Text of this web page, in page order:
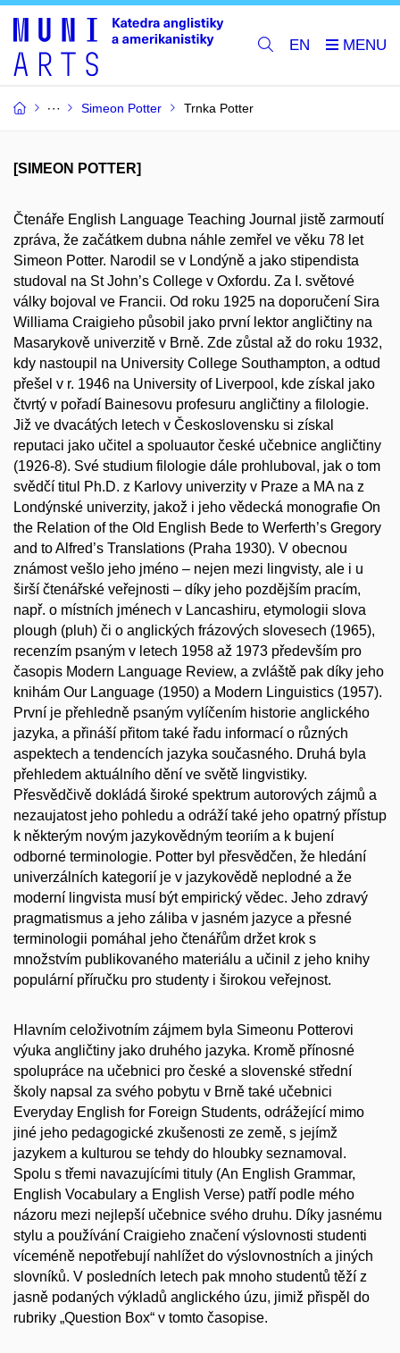
EN
Simeon Potter Trnka Potter
[SIMEON POTTER]
Čtenáře English Language Teaching Journal jistě zarmoutí
zpráva, že začátkem dubna náhle zemřel ve věku 78 let
Simeon Potter. Narodil se v Londýně a jako stipendista
studoval na St John’s College v Oxfordu. Za I. světové
války bojoval ve Francii. Od roku 1925 na doporučení Sira
Williama Craigieho působil jako první lektor angličtiny na
Masarykově univerzitě v Brně. Zde zůstal až do roku 1932,
kdy nastoupil na University College Southampton, a odtud
přešel v r. 1946 na University of Liverpool, kde získal jako
čtvrtý v pořadí Bainesovu profesuru angličtiny a filologie.
Již ve dvacátých letech v Československu si získal
reputaci jako učitel a spoluautor české učebnice angličtiny
(1926-8). Své studium filologie dále prohluboval, jak o tom
svědčí titul Ph.D. z Karlovy univerzity v Praze a MA na z
Londýnské univerzity, jakož i jeho vědecká monografie On
the Relation of the Old English Bede to Werferth’s Gregory
and to Alfred’s Translations (Praha 1930). V obecnou
známost vešlo jeho jméno – nejen mezi lingvisty, ale i u
širší čtenářské veřejnosti – díky jeho pozdějším pracím,
např. o místních jménech v Lancashiru, etymologii slova
plough (pluh) či o anglických frázových slovesech (1965),
recenzím psaným v letech 1958 až 1973 především pro
časopis Modern Language Review, a zvláště pak díky jeho
knihám Our Language (1950) a Modern Linguistics (1957).
První je přehledně psaným vylíčením historie anglického
jazyka, a přináší přitom také řadu informací o různých
aspektech a tendencích jazyka současného. Druhá byla
přehledem aktuálního dění ve světě lingvistiky.
Přesvědčivě dokládá široké spektrum autorových zájmů a
nezaujatost jeho pohledu a odráží také jeho opatrný přístup
k některým novým jazykovědným teoriím a k bujení
odborné terminologie. Potter byl přesvědčen, že hledání
univerzálních kategorií je v jazykovědě neplodné a že
moderní lingvista musí být empirický vědec. Jeho zdravý
pragmatismus a jeho záliba v jasném jazyce a přesné
terminologii pomáhal jeho čtenářům držet krok s
množstvím publikovaného materiálu a učinil z jeho knihy
populární příručku pro studenty i širokou veřejnost.
Hlavním celoživotním zájmem byla Simeonu Potterovi
výuka angličtiny jako druhého jazyka. Kromě přínosné
spolupráce na učebnici pro české a slovenské střední
školy napsal za svého pobytu v Brně také učebnici
Everyday English for Foreign Students, odrážející mimo
jiné jeho pedagogické zkušenosti ze země, s jejímž
jazykem a kulturou se tehdy do hloubky seznamoval.
Spolu s třemi navazujícími tituly (An English Grammar,
English Vocabulary a English Verse) patří podle mého
názoru mezi nejlepší učebnice svého druhu. Díky jasnému
stylu a používání Craigieho značení výslovnosti studenti
víceméně nepotřebují nahlížet do výslovnostních a jiných
slovníků. V posledních letech pak mnoho studentů těží z
jasně podaných výkladů anglického úzu, jimiž přispěl do
rubriky „Question Box“ v tomto časopise.